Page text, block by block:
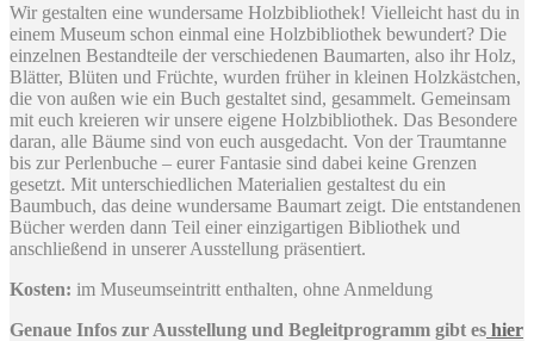
Wir gestalten eine wundersame Holzbibliothek! Vielleicht hast du in
einem Museum schon einmal eine Holzbibliothek bewundert? Die
einzelnen Bestandteile der verschiedenen Baumarten, also ihr Holz,
Blätter, Blüten und Früchte, wurden früher in kleinen Holzkästchen,
die von außen wie ein Buch gestaltet sind, gesammelt. Gemeinsam
mit euch kreieren wir unsere eigene Holzbibliothek. Das Besondere
daran, alle Bäume sind von euch ausgedacht. Von der Traumtanne
bis zur Perlenbuche – eurer Fantasie sind dabei keine Grenzen
gesetzt. Mit unterschiedlichen Materialien gestaltest du ein
Baumbuch, das deine wundersame Baumart zeigt. Die entstandenen
Bücher werden dann Teil einer einzigartigen Bibliothek und
anschließend in unserer Ausstellung präsentiert.
Kosten: im Museumseintritt enthalten, ohne Anmeldung
Genaue Infos zur Ausstellung und Begleitprogramm gibt es hier